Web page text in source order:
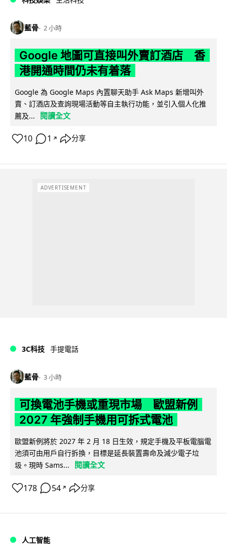
藍骨 2 小時
Google 地圖可直接叫外賣訂酒店 香
港開通時間仍未有着落
Google 為 Google Maps 內置聊天助手 Ask Maps 新增叫外
賣、訂酒店及查詢現場活動等自主執行功能，並引入個人化推
薦及...
閱讀全文
10 1 ↗ 分享
ADVERTISEMENT
3C科技 手提電話
藍骨 3 小時
可換電池手機或重現市場 歐盟新例
2027 年強制手機用可拆式電池
歐盟新例將於 2027 年 2 月 18 日生效，規定手機及平板電腦電
池須可由用戶自行拆換，目標是延長裝置壽命及減少電子垃
圾。現時 Sams...
閱讀全文
178 54 ↗ 分享
人工智能